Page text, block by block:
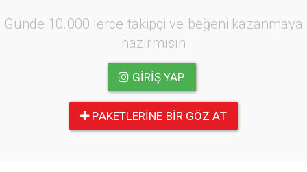
Günde 10.000 lerce takipçi ve beğeni kazanmaya
hazırmısın
GIRIŞ YAP
PAKETLERINE BIR GÖZ AT